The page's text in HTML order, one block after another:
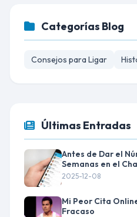
Categorías Blog
Consejos para Ligar
Últimas Entradas
Antes de Dar el
Semanas en el
2025-12-08
Mi Peor Cita
Fracaso